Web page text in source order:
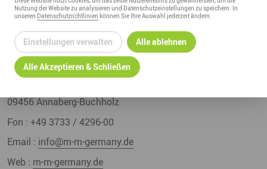
ZUM PROFIL
M&M Exhaust GmbH
Oberer Bahnhof 20
09456Annaberg-Buchholz
Fon : +49 3733 / 4296-00
Email : info@m-m-germany.de
Web : m-m-germany.de
Nutzung derWebsitezu analysieren und Datenschutzeinstellungen zu speichern. In
unseren Datenschutzrichtlinien können Sie Ihre Auswahl jederzeit ändern.
Einstellungen verwalten Alle ablehnen
Alle Akzeptieren & Schließen